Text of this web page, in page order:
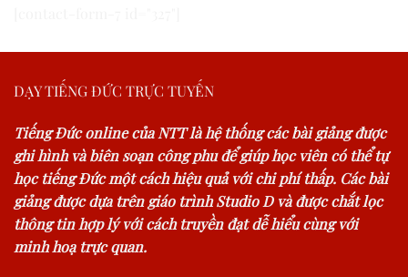
DẠY TIẾNG ĐỨC TRỰC TUYẾN
Tiếng Đức online của NTT là hệ thống các bài giảng được
ghi hình và biên soạn công phu để giúp học viên có thể tự
học tiếng Đức một cách hiệu quả với chi phí thấp. Các bài
giảng được dựa trên giáo trình Studio D và được chắt lọc
thông tin hợp lý với cách truyền đạt dễ hiểu cùng với
minh hoạ trực quan.